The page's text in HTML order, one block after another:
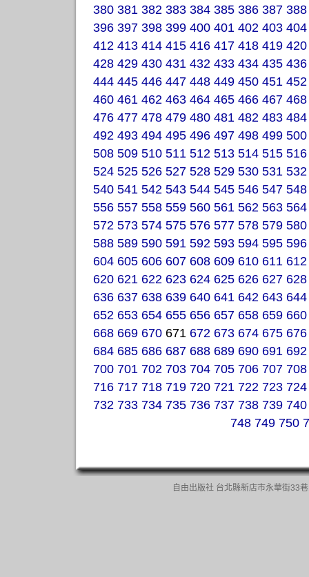
380 381 382 383 384 385 386 387 388
396 397 398 399 400 401 402 403 404
412 413 414 415 416 417 418 419 420
428 429 430 431 432 433 434 435 436
444 445 446 447 448 449 450 451 452
460 461 462 463 464 465 466 467 468
476 477 478 479 480 481 482 483 484
492 493 494 495 496 497 498 499 500
508 509 510 511 512 513 514 515 516
524 525 526 527 528 529 530 531 532
540 541 542 543 544 545 546 547 548
556 557 558 559 560 561 562 563 564
572 573 574 575 576 577 578 579 580
588 589 590 591 592 593 594 595 596
604 605 606 607 608 609 610 611 612
620 621 622 623 624 625 626 627 628
636 637 638 639 640 641 642 643 644
652 653 654 655 656 657 658 659 660
668 669 670 671 672 673 674 675 676
684 685 686 687 688 689 690 691 692
700 701 702 703 704 705 706 707 708
716 717 718 719 720 721 722 723 724
732 733 734 735 736 737 738 739 740
748 749 750
自由出版社 台北縣新店市永華街33